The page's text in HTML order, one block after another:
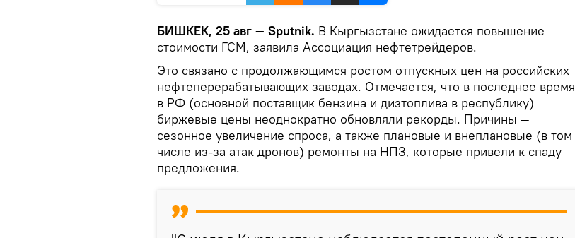
БИШКЕК, 25 авг — Sputnik. В Кыргызстане ожидается повышение
стоимости ГСМ, заявила Ассоциация нефтетрейдеров.
Это связано с продолжающимся ростом отпускных цен на российских
нефтеперерабатывающих заводах. Отмечается, что в последнее время
в РФ (основной поставщик бензина и дизтоплива в республику)
биржевые цены неоднократно обновляли рекорды. Причины —
сезонное увеличение спроса, а также плановые и внеплановые (в том
числе из-за атак дронов) ремонты на НПЗ, которые привели к спаду
предложения.